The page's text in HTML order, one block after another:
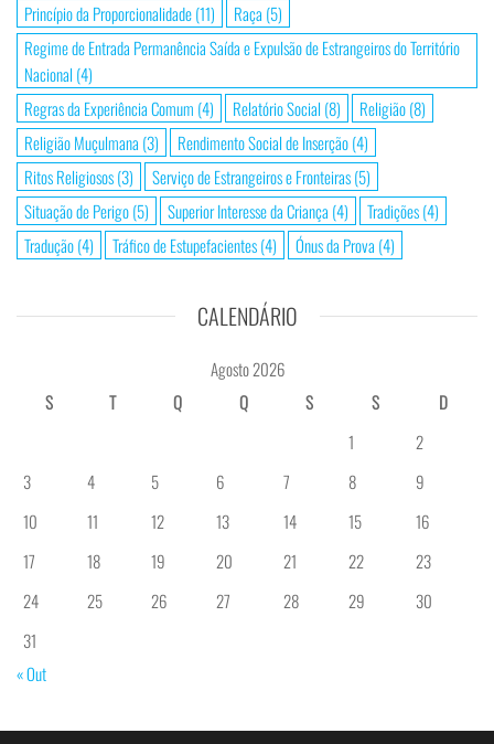
Princípio da Proporcionalidade(11) Raça (5)
Regime de Entrada Permanência Saída e Expulsão de Estrangeiros do Território
Nacional (4)
Regras da Experiência Comum (4) Relatório Social (8) Religião(8)
Religião Muçulmana (3) Rendimento Social de Inserção(4)
Ritos Religiosos(3) Serviço de Estrangeiros e Fronteiras(5)
Situação de Perigo(5) Superior Interesse da Criança (4) Tradições(4)
Tradução(4) Tráfico de Estupefacientes(4) Ónus da Prova (4)
CALENDÁRIO
Agosto 2026
S
T Q Q S S
D
1
2
3
4 5 6 7 8
9
10
11 12 13 14 15
16
17
18 19 20 21 22
23
24
25 26 27 28 29
30
31
« Out